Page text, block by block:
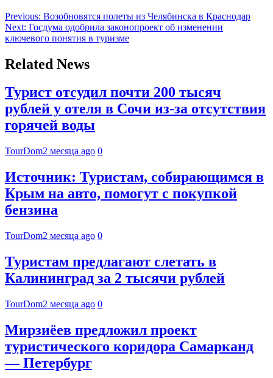
Previous: Возобновятся полеты из Челябинска в Краснодар
Next: Госдума одобрила законопроект об изменении
ключевого понятия в туризме
Related News
Турист отсудил почти 200 тысяч
рублей у отеля в Сочи из-за отсутствия
горячей воды
TourDom2 месяца ago 0
Источник: Туристам, собирающимся в
Крым на авто, помогут с покупкой
бензина
TourDom2 месяца ago 0
Туристам предлагают слетать в
Калининград за 2 тысячи рублей
TourDom2 месяца ago 0
Мирзиёев предложил проект
туристического коридора Самарканд
— Петербург